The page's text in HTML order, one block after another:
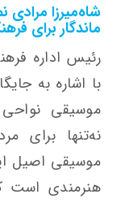
شاه‌میرزا
ماندگار برای
رئیس اداره
با اشاره به
موسیقی نواحی
نه‌تنها برای
موسیقی اصیل
هنرمندی است